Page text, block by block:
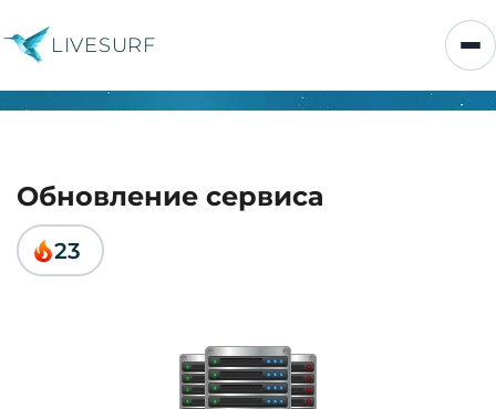
LIVESURF
Обновление сервиса
23